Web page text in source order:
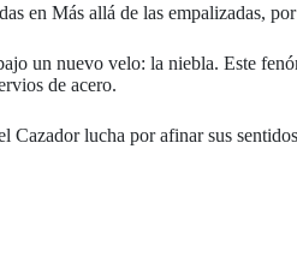
en Más allá de las empalizadas,
un nuevo velo: la niebla. Este
de acero.
lucha por afinar sus